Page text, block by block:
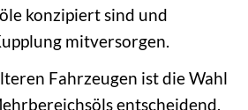
konzipiert sind und
mitversorgen.
Fahrzeugen ist die Wahl
entscheidend.